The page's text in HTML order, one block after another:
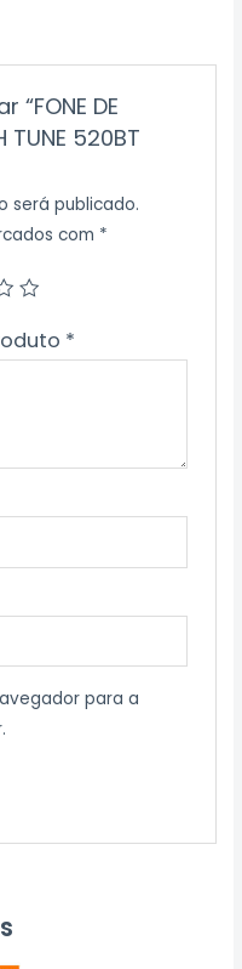
DE
TUNE 520BT
será publicado.
com *
*
para a